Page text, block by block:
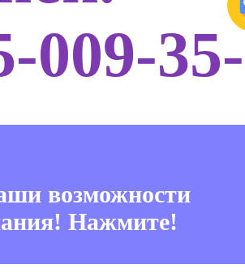
009-
возможности
Нажмите!